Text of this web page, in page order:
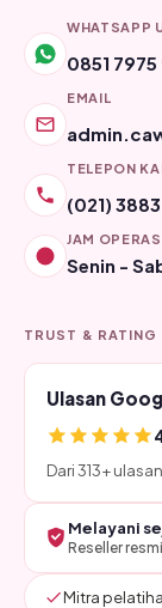
WHATSAPP
0851 7975
EMAIL
TELEPON
(021)
JAM
Senin -
TRUST & RATING
Ulasan
Dari 313+
Melayani
Reseller
Mitra